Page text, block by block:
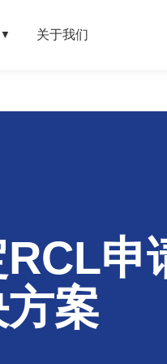
▼ 关于我们
申
案